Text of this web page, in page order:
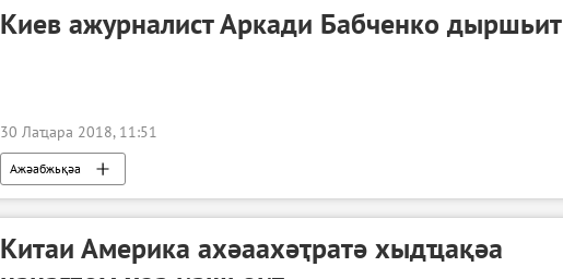
Киев ажурналист Аркади Бабченко дыршьит
30 Лаҵара 2018, 11:51
Ажәабжьқәа
Китаи Америка ахәаахәҭратә хыдҵақәа